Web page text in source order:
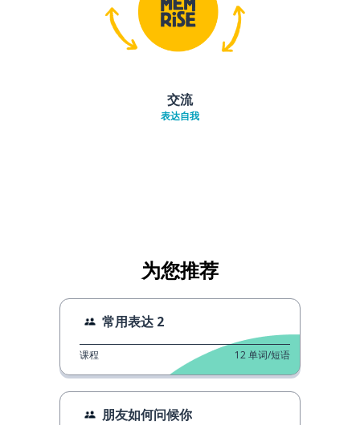
交流
表达自我
为您推荐
常用表达 2
课程 12单词/短语
朋友如何问候你